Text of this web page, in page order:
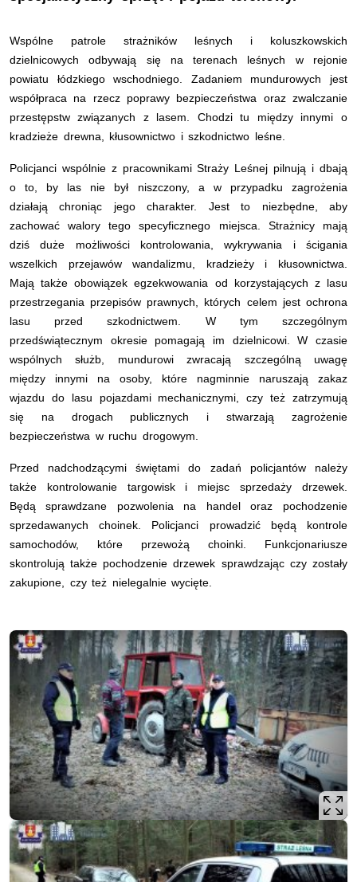
Wspólne patrole strażników leśnych i koluszkowskich
dzielnicowych odbywają się na terenach leśnych w rejonie
powiatu łódzkiego wschodniego. Zadaniem mundurowych jest
współpraca na rzecz poprawy bezpieczeństwa oraz zwalczanie
przestępstw związanych z lasem. Chodzi tu między innymi o
kradzieże drewna, kłusownictwo i szkodnictwo leśne.
Policjanci wspólnie z pracownikami Straży Leśnej pilnują i dbają
o to, by las nie był niszczony, a w przypadku zagrożenia
działają chroniąc jego charakter. Jest to niezbędne, aby
zachować walory tego specyficznego miejsca. Strażnicy mają
dziś duże możliwości kontrolowania, wykrywania i ścigania
wszelkich przejawów wandalizmu, kradzieży i kłusownictwa.
Mają także obowiązek egzekwowania od korzystających z lasu
przestrzegania przepisów prawnych, których celem jest ochrona
lasu przed szkodnictwem. W tym szczególnym
przedświątecznym okresie pomagają im dzielnicowi. W czasie
wspólnych służb, mundurowi zwracają szczególną uwagę
między innymi na osoby, które nagminnie naruszają zakaz
wjazdu do lasu pojazdami mechanicznymi, czy też zatrzymują
się na drogach publicznych i stwarzają zagrożenie
bezpieczeństwa w ruchu drogowym.
Przed nadchodzącymi świętami do zadań policjantów należy
także kontrolowanie targowisk i miejsc sprzedaży drzewek.
Będą sprawdzane pozwolenia na handel oraz pochodzenie
sprzedawanych choinek. Policjanci prowadzić będą kontrole
samochodów, które przewożą choinki. Funkcjonariusze
skontrolują także pochodzenie drzewek sprawdzając czy zostały
zakupione, czy też nielegalnie wycięte.